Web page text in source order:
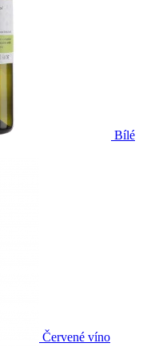
Bílé
Červené víno